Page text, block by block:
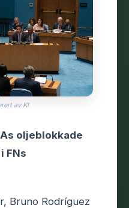
av KI
oljeblokkade
FNs
Bruno Rodríguez